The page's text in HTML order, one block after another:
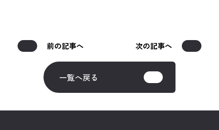
前の記事へ
一覧へ戻る
次の記事へ